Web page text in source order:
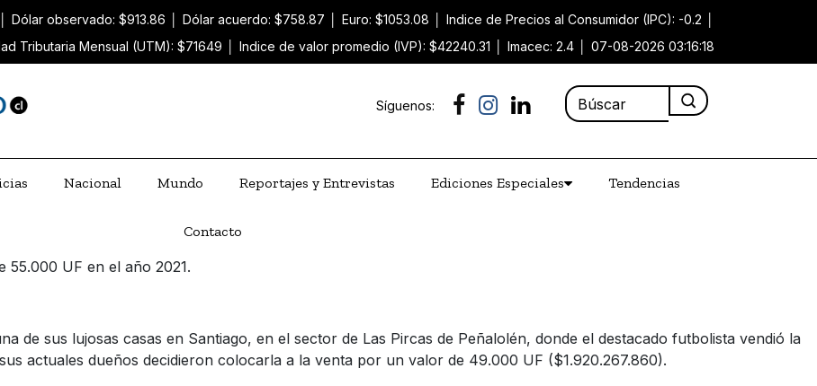
Dólar observado: $913.86 Dólar acuerdo: $758.87 Euro: $1053.08 Indice de Precios al Consumidor (IPC): -0.2
Tributaria Mensual (UTM): $71649
Indice de valor promedio (IVP): $42240.31 Imacec: 2.4 07-08-2026 03:16:18
Síguenos:
Nacional Mundo Reportajes y Entrevistas Ediciones Especiales Tendencias
Contacto
55.000 UF en el año 2021.
de sus lujosas casas en Santiago, en el sector de Las Pircas de Peñalolén, donde el destacado futbolista vendió la
actuales dueños decidieron colocarla a la venta por un valor de 49.000 UF ($1.920.267.860).